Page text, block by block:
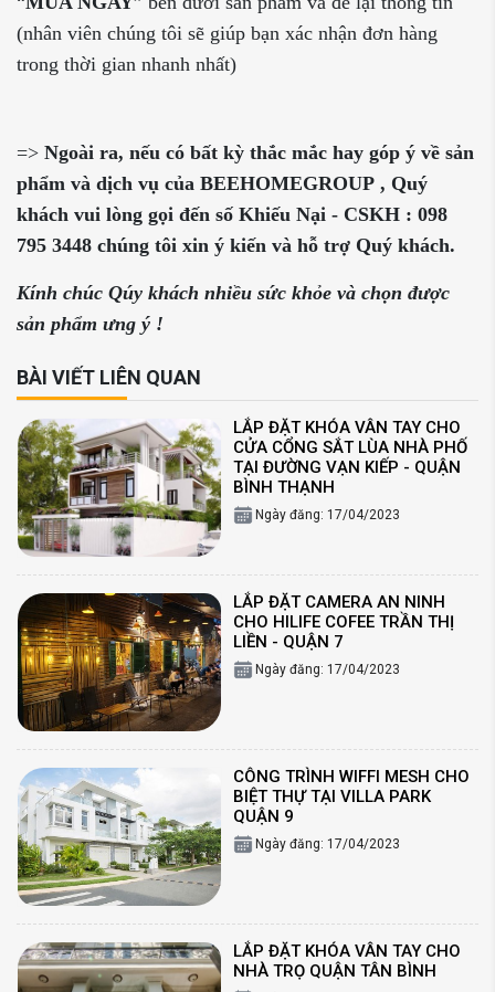
(nhân viên chúng tôi sẽ giúp bạn xác nhận đơn hàng
trong thời gian nhanh nhất)
=> Ngoài ra, nếu có bất kỳ thắc mắc hay góp ý về sản
phẩm và dịch vụ của BEEHOMEGROUP , Quý
khách vui lòng gọi đến số Khiếu Nại - CSKH : 098
795 3448 chúng tôi xin ý kiến và hỗ trợ Quý khách.
Kính chúc Qúy khách nhiều sức khỏe và chọn được
sản phẩm ưng ý !
BÀI VIẾT LIÊN QUAN
LẮP ĐẶT KHÓA VÂN TAY CHO
CỬA CỔNG SẮT LÙA NHÀ PHỐ
TẠI ĐƯỜNG VẠN KIẾP - QUẬN
BÌNH THẠNH
Ngày đăng: 17/04/2023
LẮP ĐẶT CAMERA AN NINH
CHO HILIFE COFEE TRẦN THỊ
LIỀN - QUẬN 7
Ngày đăng: 17/04/2023
CÔNG TRÌNH WIFFI MESH CHO
BIỆT THỰ TẠI VILLA PARK
QUẬN 9
Ngày đăng: 17/04/2023
LẮP ĐẶT KHÓA VÂN TAY CHO
NHÀ TRỌ QUẬN TÂN BÌNH